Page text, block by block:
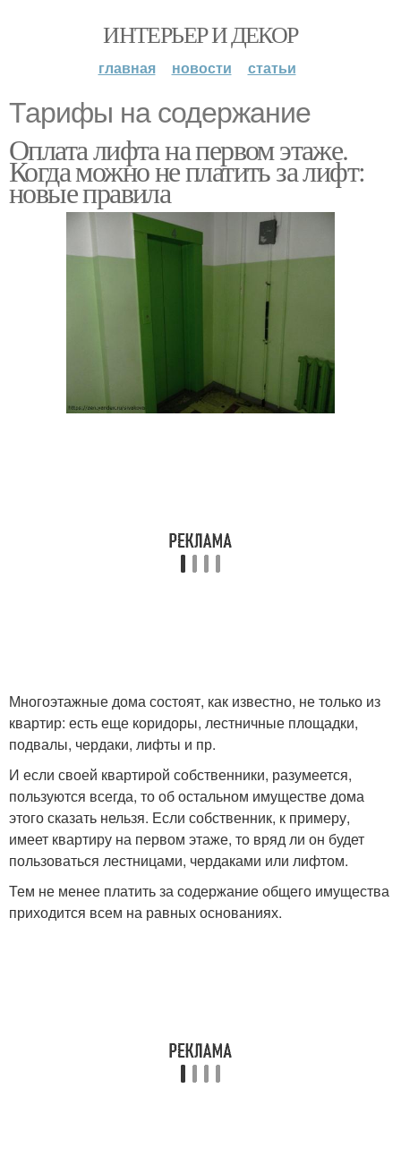
ИНТЕРЬЕР И ДЕКОР
главная новости статьи
Тарифы на содержание
Оплата лифта на первом этаже.
Когда можно не платить за лифт:
новые правила
Многоэтажные дома состоят, как известно, не только из
квартир: есть еще коридоры, лестничные площадки,
подвалы, чердаки, лифты и пр.
И если своей квартирой собственники, разумеется,
пользуются всегда, то об остальном имуществе дома
этого сказать нельзя. Если собственник, к примеру,
имеет квартиру на первом этаже, то вряд ли он будет
пользоваться лестницами, чердаками или лифтом.
Тем не менее платить за содержание общего имущества
приходится всем на равных основаниях.